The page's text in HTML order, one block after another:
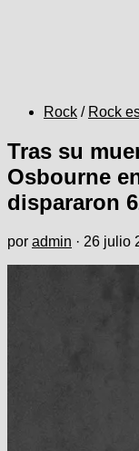
Rock / Rock
Tras su
Osbourne
dispararon
por admin · 26 julio